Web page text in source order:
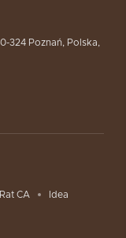
324 Poznań, Polska,
CA Idea